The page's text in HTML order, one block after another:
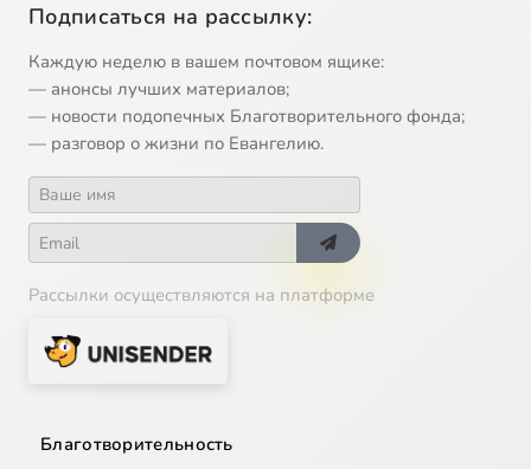
Подписаться на рассылку:
Каждую неделю в вашем почтовом ящике:
— анонсы лучших материалов;
— новости подопечных Благотворительного фонда;
— разговор о жизни по Евангелию.
Рассылки осуществляются на платформе
Благотворительность